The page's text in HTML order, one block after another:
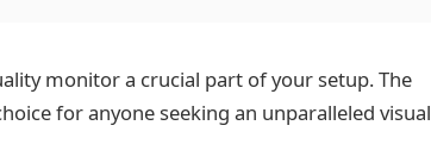
monitor a crucial part of your setup. The
for anyone seeking an unparalleled visual